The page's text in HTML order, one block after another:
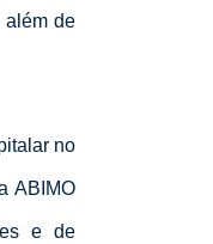
além de
no
ABIMO
e de